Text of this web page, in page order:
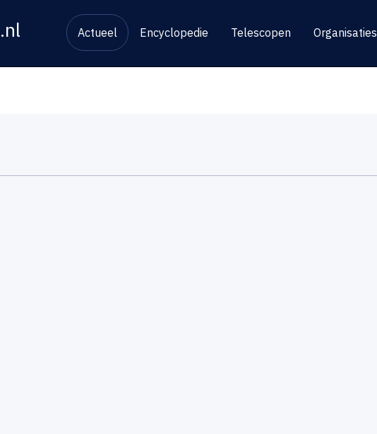
.nl Actueel Encyclopedie Telescopen Organisaties